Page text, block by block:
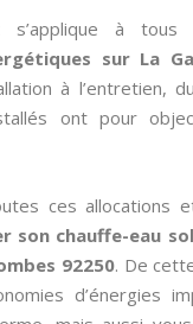
s’applique à tous
sur La
à l’entretien,
ont pour
ces allocations
son chauffe-eau
92250. De
d’énergies